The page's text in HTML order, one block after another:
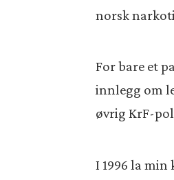
norsk
For bare et
innlegg om
øvrig KrF-
I 1996 la